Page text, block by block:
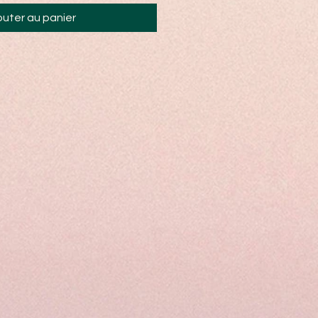
au panier